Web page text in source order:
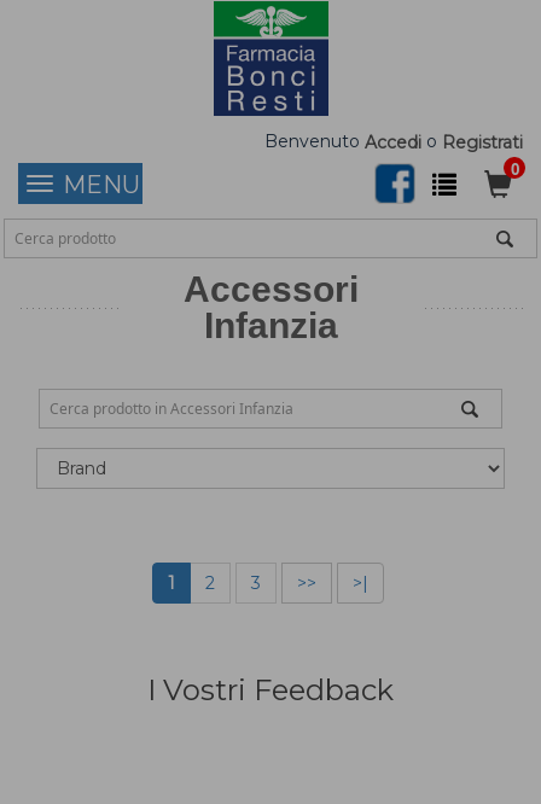
Benvenuto Accedi o Registrati
0
MENU
Accessori
Infanzia
1 2 3 >> >|
I Vostri Feedback